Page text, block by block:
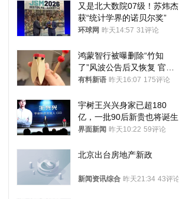
又是北大数院07级！苏炜杰
获“统计学界的诺贝尔奖”
环球网 昨天14:57 31评论
鸿蒙智行被曝删除“竹知
了”风波公告后又恢复 官媒
曾力挺：劝华为要大度的，
有料新语 昨天16:07 175评论
宇树王兴兴身家已超180
亿，一批90后新贵也将诞生
界面新闻 昨天10:22 59评论
北京出台房地产新政
新闻资讯综合 昨天21:34 43评论